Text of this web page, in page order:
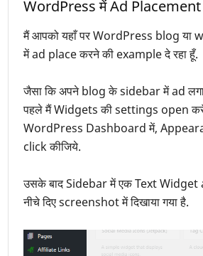
WordPress में Ad Placement
मैं आपको यहाँ पर WordPress blog या
में ad place करने की example दे रहा हूँ.
जैसा कि अपने blog के sidebar में ad
पहले मैं Widgets की settings open
WordPress Dashboard में,
click कीजिये.
उसके बाद Sidebar में एक Text Widget
नीचे दिए screenshot में दिखाया गया है.